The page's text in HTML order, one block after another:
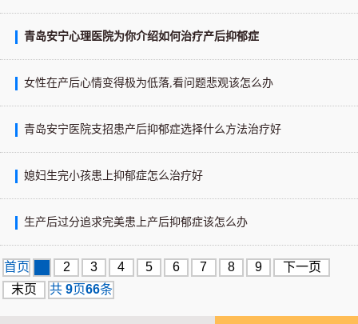
青岛安宁心理医院为你介绍如何治疗产后抑郁症
女性在产后心情变得极为低落,看问题悲观该怎么办
青岛安宁医院支招患产后抑郁症选择什么方法治疗好
媳妇生完小孩患上抑郁症怎么治疗好
生产后过分追求完美患上产后抑郁症该怎么办
首页 2 3 4 5 6 7 8 9
下一页
末页
共 9页66条